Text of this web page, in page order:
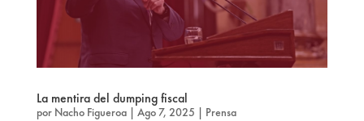
La mentira del dumping fiscal
por Nacho Figueroa| Ago 7, 2025 Prensa